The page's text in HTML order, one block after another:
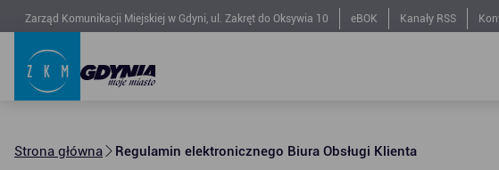
Zarząd Komunikacji Miejskiej w Gdyni, ul. Zakręt do Oksywia 10 eBOK Kanały RSS
Strona główna Regulamin elektronicznego Biura Obsługi Klienta